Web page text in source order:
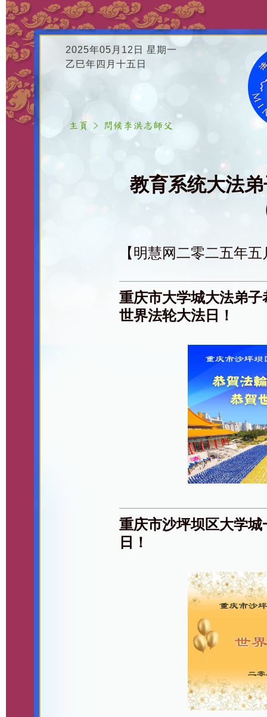
2025年05月12日 星期一
乙巳年四月十五日
教育系统大法
【明慧网二零二五年
重庆市大学城大法弟
世界法轮大法日！
重庆市沙坪坝区大学
日！